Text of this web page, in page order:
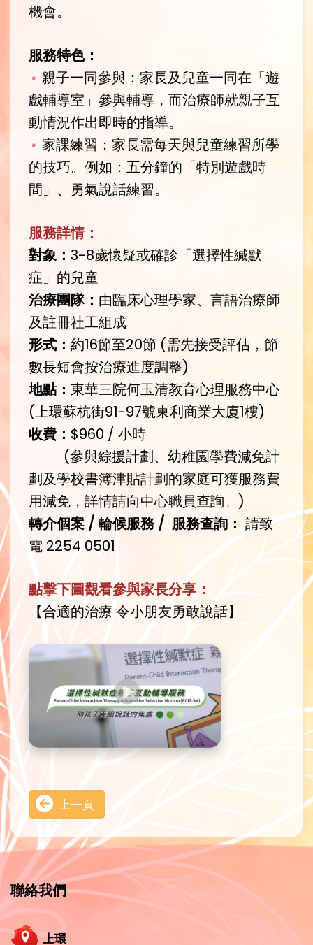
機會。
服務特色：
親子一同參與：家長及兒童一同在「遊
戲輔導室」參與輔導，而治療師就親子互
動情況作出即時的指導。
家課練習：家長需每天與兒童練習所學
的技巧。例如：五分鐘的「特別遊戲時
間」、勇氣說話練習。
服務詳情：
對象： 3-8歲懷疑或確診「選擇性緘默
症」的兒童
治療團隊： 由臨床心理學家、言語治療師
及註冊社工組成
形式： 約16節至20節 (需先接受評估，節
數長短會按治療進度調整)
地點： 東華三院何玉清教育心理服務中心
(上環蘇杭街91-97號東利商業大廈1樓)
收費： $960 / 小時
(參與綜援計劃、幼稚園學費減免計
劃及學校書簿津貼計劃的家庭可獲服務費
用減免，詳情請向中心職員查詢。)
轉介個案 / 輪候服務 / 服務查詢： 請致
電 2254 0501
點擊下圖觀看參與家長分享：
【合適的治療 令小朋友勇敢說話】
上一頁
聯絡我們
上環